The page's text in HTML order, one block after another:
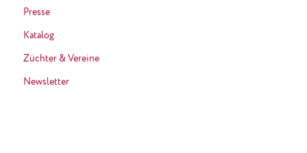
Presse
Katalog
Züchter & Vereine
Newsletter